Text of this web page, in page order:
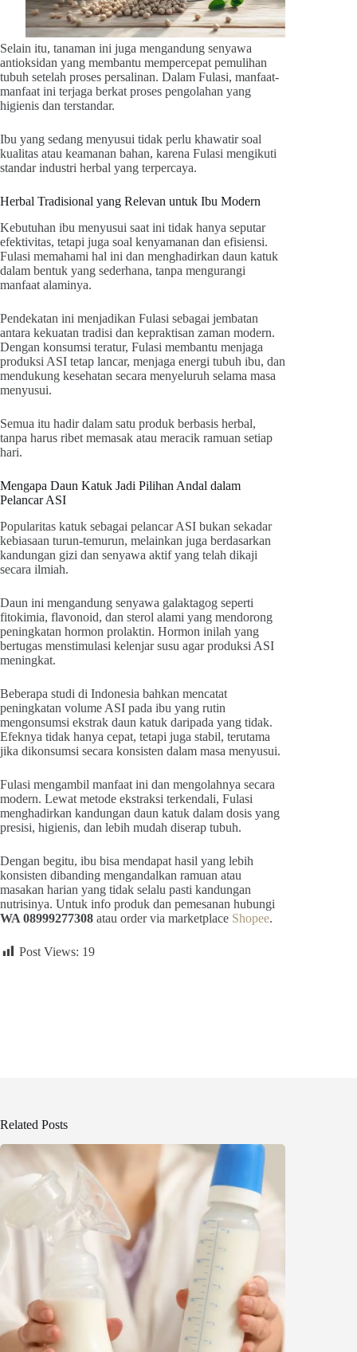
Selain itu, tanaman ini juga mengandung senyawa
antioksidan yang membantu mempercepat pemulihan
tubuh setelah proses persalinan. Dalam Fulasi, manfaat-
manfaat ini terjaga berkat proses pengolahan yang
higienis dan terstandar.
Ibu yang sedang menyusui tidak perlu khawatir soal
kualitas atau keamanan bahan, karena Fulasi mengikuti
standar industri herbal yang terpercaya.
Herbal Tradisional yang Relevan untuk Ibu Modern
Kebutuhan ibu menyusui saat ini tidak hanya seputar
efektivitas, tetapi juga soal kenyamanan dan efisiensi.
Fulasi memahami hal ini dan menghadirkan daun katuk
dalam bentuk yang sederhana, tanpa mengurangi
manfaat alaminya.
Pendekatan ini menjadikan Fulasi sebagai jembatan
antara kekuatan tradisi dan kepraktisan zaman modern.
Dengan konsumsi teratur, Fulasi membantu menjaga
produksi ASI tetap lancar, menjaga energi tubuh ibu, dan
mendukung kesehatan secara menyeluruh selama masa
menyusui.
Semua itu hadir dalam satu produk berbasis herbal,
tanpa harus ribet memasak atau meracik ramuan setiap
hari.
Mengapa Daun Katuk Jadi Pilihan Andal dalam
Pelancar ASI
Popularitas katuk sebagai pelancar ASI bukan sekadar
kebiasaan turun-temurun, melainkan juga berdasarkan
kandungan gizi dan senyawa aktif yang telah dikaji
secara ilmiah.
Daun ini mengandung senyawa galaktagog seperti
fitokimia, flavonoid, dan sterol alami yang mendorong
peningkatan hormon prolaktin. Hormon inilah yang
bertugas menstimulasi kelenjar susu agar produksi ASI
meningkat.
Beberapa studi di Indonesia bahkan mencatat
peningkatan volume ASI pada ibu yang rutin
mengonsumsi ekstrak daun katuk daripada yang tidak.
Efeknya tidak hanya cepat, tetapi juga stabil, terutama
jika dikonsumsi secara konsisten dalam masa menyusui.
Fulasi mengambil manfaat ini dan mengolahnya secara
modern. Lewat metode ekstraksi terkendali, Fulasi
menghadirkan kandungan daun katuk dalam dosis yang
presisi, higienis, dan lebih mudah diserap tubuh.
Dengan begitu, ibu bisa mendapat hasil yang lebih
konsisten dibanding mengandalkan ramuan atau
masakan harian yang tidak selalu pasti kandungan
nutrisinya. Untuk info produk dan pemesanan hubungi
WA 08999277308 atau order via marketplace Shopee.
Post Views: 19
Related Posts